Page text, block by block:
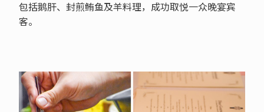
包括鹅肝、封煎鲔鱼及羊料理，成功取悦一众晚宴宾
客。